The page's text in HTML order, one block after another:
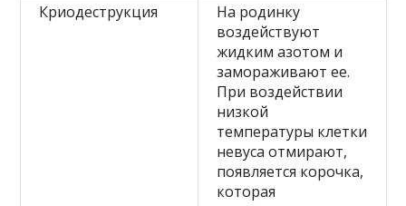
Криодеструкция
На родинку
воздействуют
жидким азотом и
замораживают ее.
При воздействии
низкой
температуры клетки
невуса отмирают,
появляется корочка,
которая